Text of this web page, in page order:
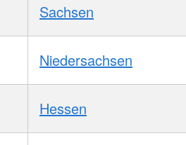
Sachsen
Niedersachsen
Hessen